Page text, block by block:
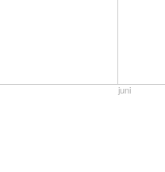
juni